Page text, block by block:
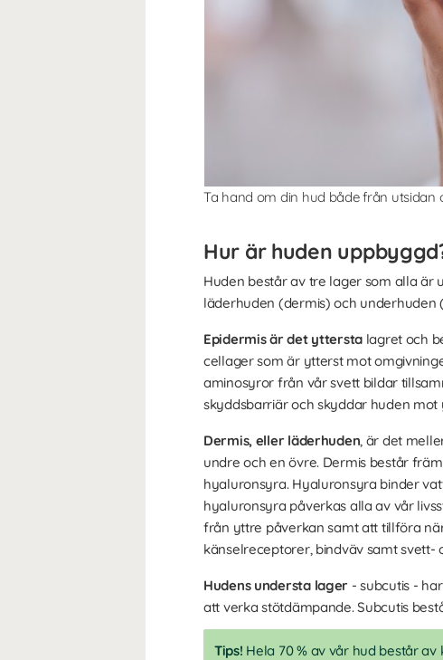
Ta hand om din hud både från utsidan
Hur är huden
Huden består av tre lager som alla är
läderhuden (dermis) och underhuden
Epidermis är det yttersta lagret och
cellager som är ytterst mot
aminosyror från vår svett bildar
skyddsbarriär och skyddar huden
Dermis, eller läderhuden, är det
undre och en övre. Dermis består
hyaluronsyra. Hyaluronsyra binder
hyaluronsyra påverkas alla av vår
från yttre påverkan samt att tillföra
känselreceptorer, bindväv samt svett-
Hudens understa lager - subcutis -
att verka stötdämpande. Subcutis
Tips! Hela 70 % av vår hud består